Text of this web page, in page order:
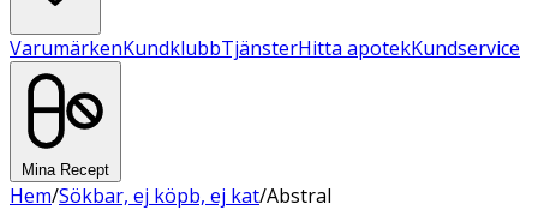
VarumärkenKundklubbTjänsterHitta apotekKundservice
Mina Recept
Hem/Sökbar, ej köpb, ej kat/Abstral